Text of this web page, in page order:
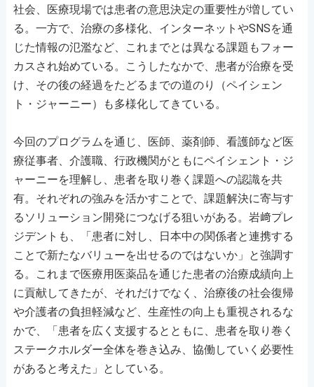
社会、医療現場では患者の意思決定の重要性が増してい
る。一方で、治療の多様化、インターネットやSNSを通
じた情報の氾濫など、これまでとは異なる課題もフォー
カスされ始めている。こうしたなかで、患者が治療を受
け、その後の経過をたどるまでの道のり（ペイシェン
ト・ジャーニー）も多様化してきている。
今回のプログラムを通じ、医師、薬剤師、看護師など医
療従事者、介護職、行政機関がともにペイシェント・ジ
ャーニーを理解し、患者を取り巻く課題への認識を共
有。それぞれの強みを活かすことで、課題解決に寄与す
るソリューション開発につなげる狙いがある。岩﨑プレ
ジデントも、「患者に対し、日本中の関係者と連携する
ことで新たなバリューを出せるのではないか」と強調す
る。これまで医療用医薬品を通じた患者の治療成績向上
に貢献してきたが、それだけでなく、治療後の社会復帰
や介護者の負担軽減など、生産性の向上も重視されるな
かで、「患者を広く支援するとともに、患者を取り巻く
ステークホルダー全体を巻き込み、協働していく必要性
があると考えた」としている。